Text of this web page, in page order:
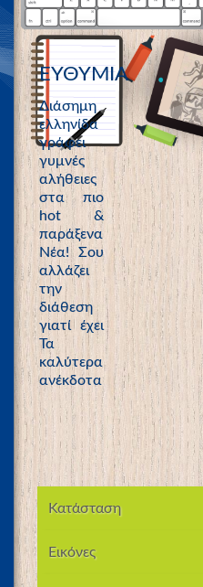
ΕΥΘΥΜΙΑ
Διάσημη
ελληνίδα
γράφει
γυμνές
αλήθειες
στα πιο
hot &
παράξενα
Νέα! Σου
αλλάζει
την
διάθεση
γιατί έχει
Τα
καλύτερα
ανέκδοτα
Κατάσταση
Εικόνες